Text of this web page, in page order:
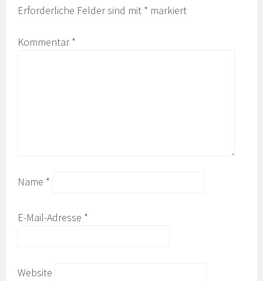
Erforderliche Felder sind mit * markiert
Kommentar*
Name *
E-Mail-Adresse *
Website